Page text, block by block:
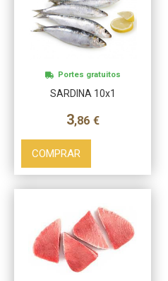
SARDINA 10x1
3,86 €
Portes gratuitos
COMPRAR
Más info